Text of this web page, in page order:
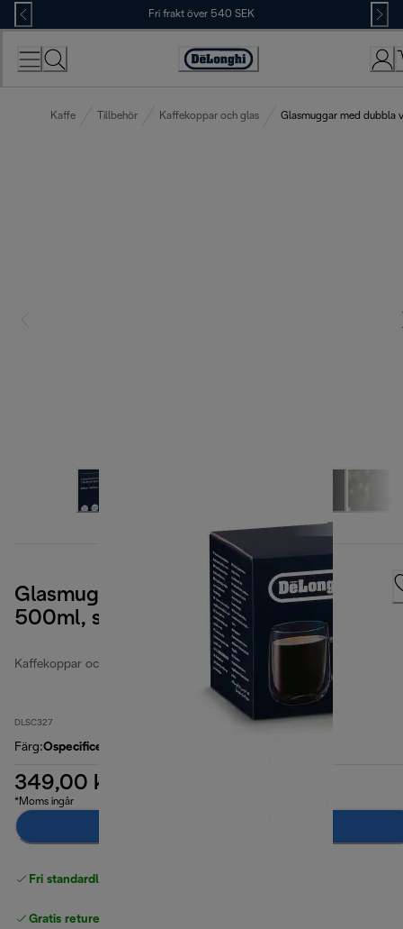
Skip
to
Content
Fri frakt över 540 SEK
Accessibility
Kaffe Tillbehör Kaffekoppar och glas Glasmuggar med dubbla
Glasmuggar med dubbla väggar,
500ml, set med 2
Kaffekoppar och glas
DLSC327
Färg:Ospecificerad
349,00 kr
*Moms ingår
Fri standardleverans
Gratis returer